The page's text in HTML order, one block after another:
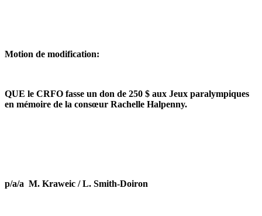
Motion de modification:
QUE le CRFO fasse un don de 250 $ aux Jeux paralympiques
en mémoire de la consœur Rachelle Halpenny.
p/a/a M. Kraweic / L. Smith-Doiron